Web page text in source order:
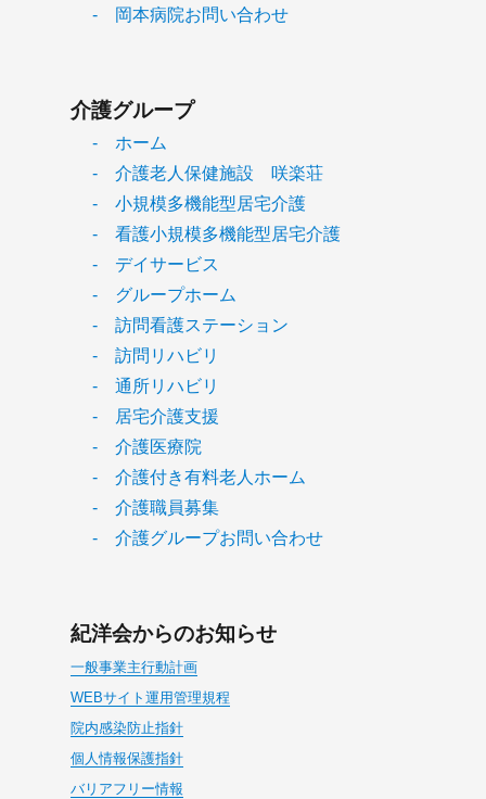
- 岡本病院お問い合わせ
介護グループ
- ホーム
- 介護老人保健施設 咲楽荘
- 小規模多機能型居宅介護
- 看護小規模多機能型居宅介護
- デイサービス
- グループホーム
- 訪問看護ステーション
- 訪問リハビリ
- 通所リハビリ
- 居宅介護支援
- 介護医療院
- 介護付き有料老人ホーム
- 介護職員募集
- 介護グループお問い合わせ
紀洋会からのお知らせ
一般事業主行動計画
WEBサイト運用管理規程
院内感染防止指針
個人情報保護指針
バリアフリー情報